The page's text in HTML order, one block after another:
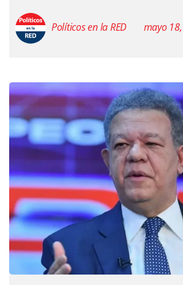
Políticos en la RED mayo